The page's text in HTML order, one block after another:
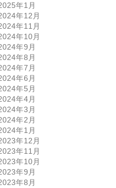
年1月
年12月
年11月
年10月
年9月
年8月
年7月
年6月
年5月
年4月
年3月
年2月
年1月
年12月
年11月
年10月
年9月
年8月